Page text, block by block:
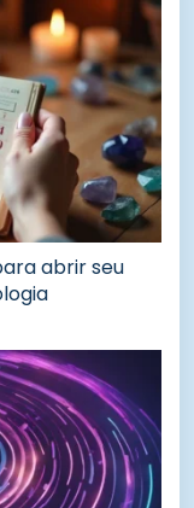
abrir seu